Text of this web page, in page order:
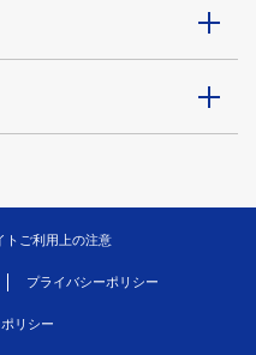
トご利用上の注意
プライバシーポリシー
リシー